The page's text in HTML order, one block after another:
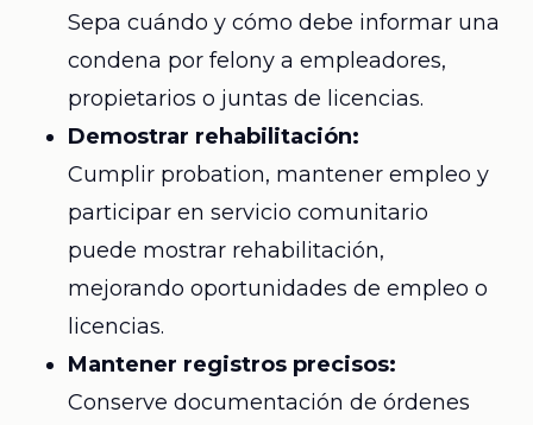
Sepa cuándo y cómo debe informar una
condena por felony a empleadores,
propietarios o juntas de licencias.
Demostrar rehabilitación:
Cumplir probation, mantener empleo y
participar en servicio comunitario
puede mostrar rehabilitación,
mejorando oportunidades de empleo o
licencias.
Mantener registros precisos:
Conserve documentación de órdenes